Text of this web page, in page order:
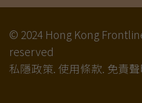
© 2024 Hong Kong
reserved
私隱政策. 使用條款. 免責